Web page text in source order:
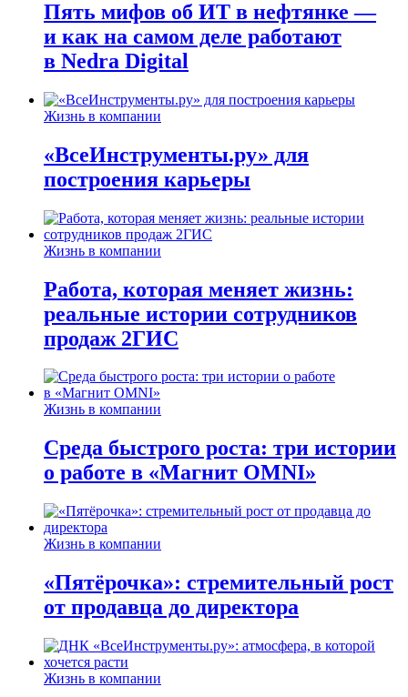
Пять мифов об ИТ в нефтянке —
и как на самом деле работают
в Nedra Digital
Жизнь в компании
«ВсеИнструменты.ру» для
построения карьеры
Жизнь в компании
Работа, которая меняет жизнь:
реальные истории сотрудников
продаж 2ГИС
Жизнь в компании
Среда быстрого роста: три истории
о работе в «Магнит OMNI»
Жизнь в компании
«Пятёрочка»: стремительный рост
от продавца до директора
Жизнь в компании